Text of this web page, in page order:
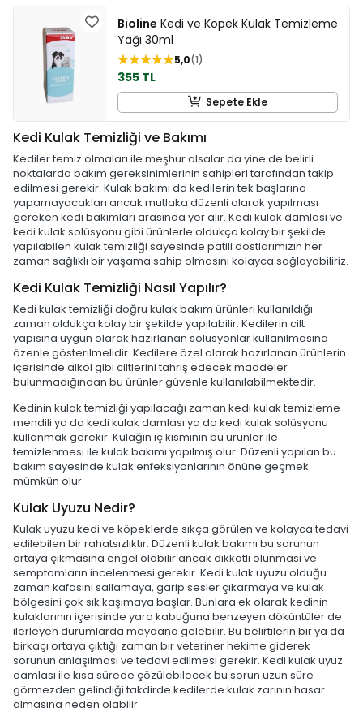
Bioline Kedi ve Köpek Kulak Temizleme
Yağı 30ml
5,0 1
355 TL
Sepete Ekle
Kedi Kulak Temizliği ve Bakımı
Kediler temiz olmaları ile meşhur olsalar da yine de belirli
noktalarda bakım gereksinimlerinin sahipleri tarafından takip
edilmesi gerekir. Kulak bakımı da kedilerin tek başlarına
yapamayacakları ancak mutlaka düzenli olarak yapılması
gereken kedi bakımları arasında yer alır. Kedi kulak damlası ve
kedi kulak solüsyonu gibi ürünlerle oldukça kolay bir şekilde
yapılabilen kulak temizliği sayesinde patili dostlarımızın her
zaman sağlıklı bir yaşama sahip olmasını kolayca sağlayabiliriz.
Kedi Kulak Temizliği Nasıl Yapılır?
Kedi kulak temizliği doğru kulak bakım ürünleri kullanıldığı
zaman oldukça kolay bir şekilde yapılabilir. Kedilerin cilt
yapısına uygun olarak hazırlanan solüsyonlar kullanılmasına
özenle gösterilmelidir. Kedilere özel olarak hazırlanan ürünlerin
içerisinde alkol gibi ciltlerini tahriş edecek maddeler
bulunmadığından bu ürünler güvenle kullanılabilmektedir.
Kedinin kulak temizliği yapılacağı zaman kedi kulak temizleme
mendili ya da kedi kulak damlası ya da kedi kulak solüsyonu
kullanmak gerekir. Kulağın iç kısmının bu ürünler ile
temizlenmesi ile kulak bakımı yapılmış olur. Düzenli yapılan bu
bakım sayesinde kulak enfeksiyonlarının önüne geçmek
mümkün olur.
Kulak Uyuzu Nedir?
Kulak uyuzu kedi ve köpeklerde sıkça görülen ve kolayca tedavi
edilebilen bir rahatsızlıktır. Düzenli kulak bakımı bu sorunun
ortaya çıkmasına engel olabilir ancak dikkatli olunması ve
semptomların incelenmesi gerekir. Kedi kulak uyuzu olduğu
zaman kafasını sallamaya, garip sesler çıkarmaya ve kulak
bölgesini çok sık kaşımaya başlar. Bunlara ek olarak kedinin
kulaklarının içerisinde yara kabuğuna benzeyen döküntüler de
ilerleyen durumlarda meydana gelebilir. Bu belirtilerin bir ya da
birkaçı ortaya çıktığı zaman bir veteriner hekime giderek
sorunun anlaşılması ve tedavi edilmesi gerekir. Kedi kulak uyuz
damlası ile kısa sürede çözülebilecek bu sorun uzun süre
görmezden gelindiği takdirde kedilerde kulak zarının hasar
almasına neden olabilir.